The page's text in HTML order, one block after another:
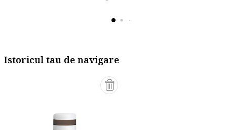
Istoricul tau de navigare